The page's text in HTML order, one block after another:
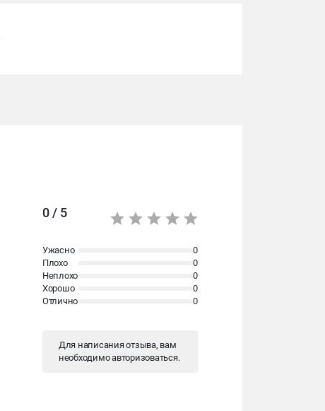
0 / 5
Ужасно
0
Плохо
0
Неплохо
0
Хорошо
0
Отлично
0
Для написания отзыва, вам
необходимоавторизоваться.